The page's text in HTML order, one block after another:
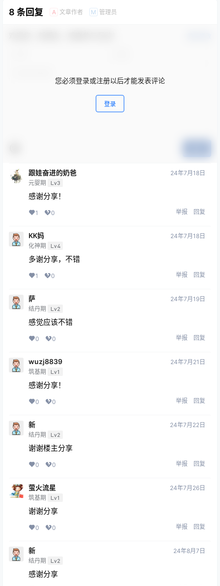
8 条回复 A 文章作者 M 管理员
您必须登录或注册以后才能发表评论
登录
跟娃奋进的奶爸
元婴期 Lv3
24年7月18日
感谢分享！
1 0 举报 回复
KK妈
化神期 Lv4
24年7月18日
多谢分享，不错
1 0 举报 回复
萨
结丹期 Lv2
24年7月19日
感觉应该不错
0 0 举报 回复
wuzj8839
筑基期 Lv1
24年7月21日
感谢分享！
0 0 举报 回复
新
结丹期 Lv2
24年7月22日
谢谢楼主分享
0 0 举报 回复
萤火流星
筑基期 Lv1
24年7月26日
谢谢分享
0 0 举报 回复
新
结丹期 Lv2
24年8月7日
感谢分享